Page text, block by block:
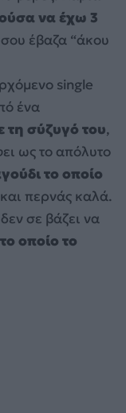
να έχω 3
έβαζα “άκου
single
ένα
τη σύζυγό του,
ως το απόλυτο
το οποίο
περνάς καλά.
σε βάζει να
οποίο το